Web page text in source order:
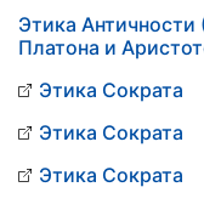
Этика Античности
Платона и
Этика Сократа
Этика Сократа
Этика Сократа